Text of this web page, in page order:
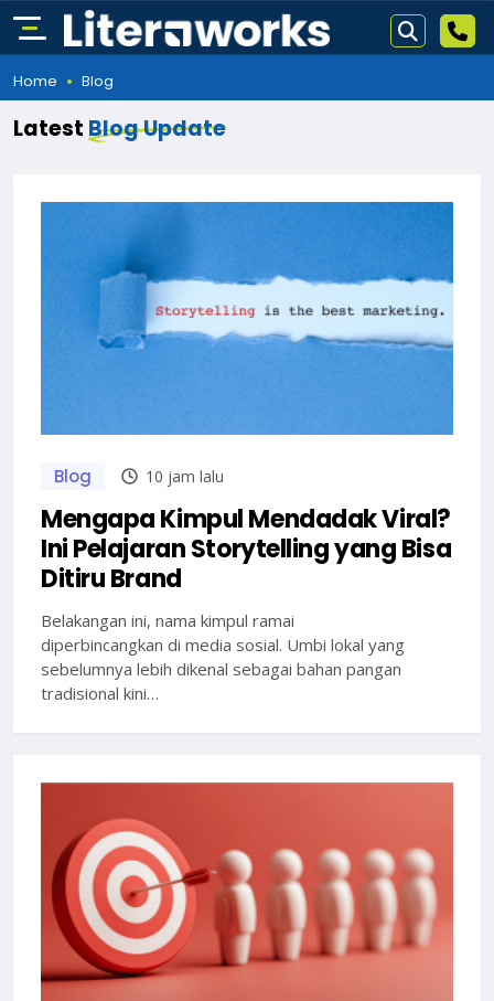
Home Blog
Latest Blog Update
Blog 10 jam lalu
Mengapa Kimpul Mendadak Viral?
Ini Pelajaran Storytelling yang Bisa
Ditiru Brand
Belakangan ini, nama kimpul ramai
diperbincangkan di media sosial. Umbi lokal yang
sebelumnya lebih dikenal sebagai bahan pangan
tradisional kini…